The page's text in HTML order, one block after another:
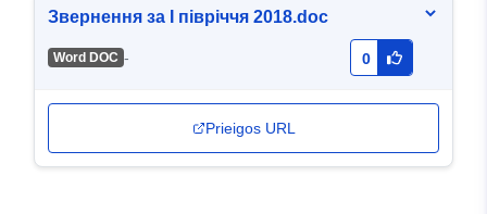
Звернення за І півріччя 2018.doc
Word DOC - 0
Prieigos URL